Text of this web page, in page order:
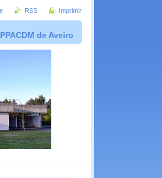
de Aveiro
RSS Imprimir